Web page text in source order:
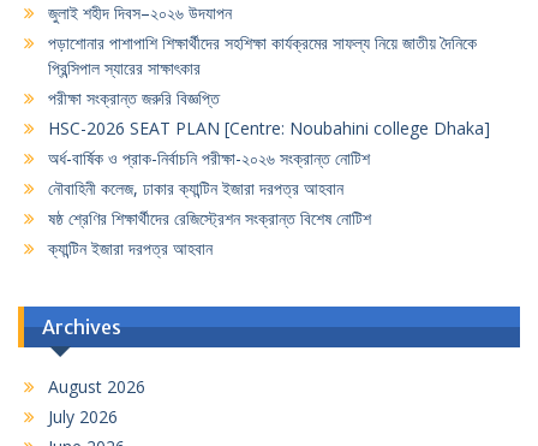
জুলাই শহীদ দিবস–২০২৬ উদযাপন
পড়াশোনার পাশাপাশি শিক্ষার্থীদের সহশিক্ষা কার্যক্রমের সাফল্য নিয়ে জাতীয় দৈনিকে
প্রিন্সিপাল স্যারের সাক্ষাৎকার
পরীক্ষা সংক্রান্ত জরুরি বিজ্ঞপ্তি
HSC-2026 SEAT PLAN [Centre: Noubahini college Dhaka]
অর্ধ-বার্ষিক ও প্রাক-নির্বাচনি পরীক্ষা-২০২৬ সংক্রান্ত নোটিশ
নৌবাহিনী কলেজ, ঢাকার ক্যান্টিন ইজারা দরপত্র আহবান
ষষ্ঠ শ্রেণির শিক্ষার্থীদের রেজিস্ট্রেশন সংক্রান্ত বিশেষ নোটিশ
ক্যান্টিন ইজারা দরপত্র আহবান
Archives
August 2026
July 2026